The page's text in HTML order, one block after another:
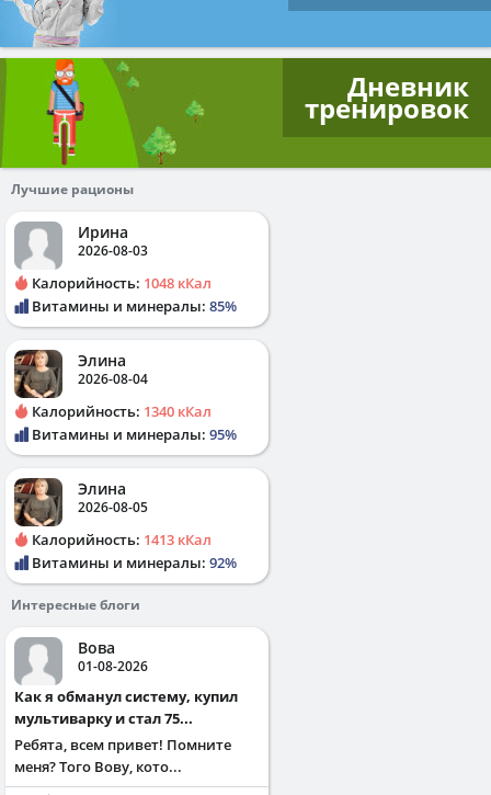
Дневник
тренировок
Лучшие рационы
Ирина
2026-08-03
Калорийность: 1048 кКал
Витамины и минералы: 85%
Элина
2026-08-04
Калорийность: 1340 кКал
Витамины и минералы: 95%
Элина
2026-08-05
Калорийность: 1413 кКал
Витамины и минералы: 92%
Интересные блоги
Вова
01-08-2026
Как я обманул систему, купил
мультиварку и стал 75...
Ребята, всем привет! Помните
меня? Того Вову, кото...